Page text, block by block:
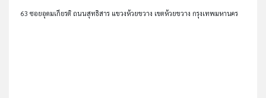
63 ซอยอุดมเกียรติ ถนนสุทธิสาร แขวงห้วยขวาง เขตห้วยขวาง กรุงเทพมหานคร